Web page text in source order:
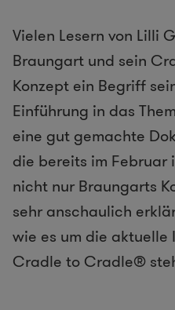
Vielen Lesern von Lilli
Braungart und sein
Konzept ein Begriff
Einführung in das
eine gut gemachte
die bereits im Februar
nicht nur Braungarts
sehr anschaulich
wie es um die aktuelle
Cradle to Cradle®